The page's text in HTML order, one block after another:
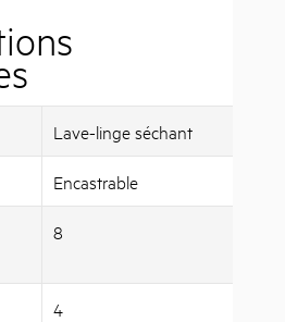
Lave-linge séchant
Encastrable
8
4